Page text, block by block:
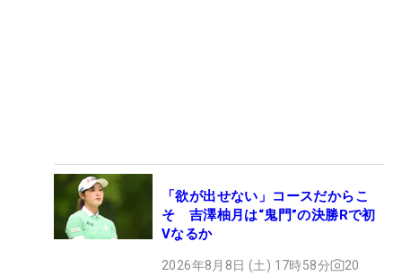
「欲が出せない」コースだからこ
そ 吉澤柚月は“鬼門”の決勝Rで初
Vなるか
2026年8月8日 (土) 17時58分 20